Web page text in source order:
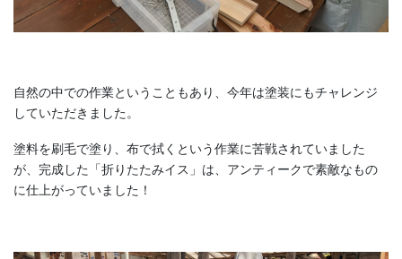
自然の中での作業ということもあり、今年は塗装にもチャレンジ
していただきました。
塗料を刷毛で塗り、布で拭くという作業に苦戦されていました
が、完成した「折りたたみイス」は、アンティークで素敵なもの
に仕上がっていました！